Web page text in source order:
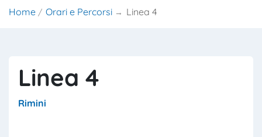
Home Orari e Percorsi Linea 4
Linea 4
Rimini